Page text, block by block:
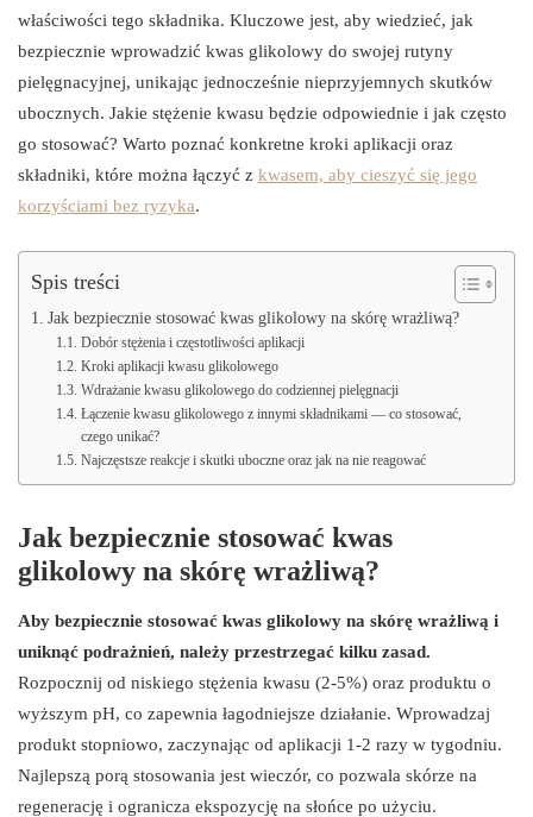
właściwości tego składnika. Kluczowe jest, aby wiedzieć, jak
bezpiecznie wprowadzić kwas glikolowy do swojej rutyny
pielęgnacyjnej, unikając jednocześnie nieprzyjemnych skutków
ubocznych. Jakie stężenie kwasu będzie odpowiednie i jak często
go stosować? Warto poznać konkretne kroki aplikacji oraz
składniki, które można łączyć z kwasem, aby cieszyć się jego
korzyściami bez ryzyka.
Spis treści
Jak bezpiecznie stosować kwas glikolowy na skórę wrażliwą?
Dobór stężenia i częstotliwości aplikacji
Kroki aplikacji kwasu glikolowego
Wdrażanie kwasu glikolowego do codziennej pielęgnacji
Łączenie kwasu glikolowego z innymi składnikami — co stosować,
czego unikać?
Najczęstsze reakcje i skutki uboczne oraz jak na nie reagować
Jak bezpiecznie stosować kwas
glikolowy na skórę wrażliwą?
Aby bezpiecznie stosować kwas glikolowy na skórę wrażliwą i
uniknąć podrażnień, należy przestrzegać kilku zasad.
Rozpocznij od niskiego stężenia kwasu (2-5%) oraz produktu o
wyższym pH, co zapewnia łagodniejsze działanie. Wprowadzaj
produkt stopniowo, zaczynając od aplikacji 1-2 razy w tygodniu.
Najlepszą porą stosowania jest wieczór, co pozwala skórze na
regenerację i ogranicza ekspozycję na słońce po użyciu.